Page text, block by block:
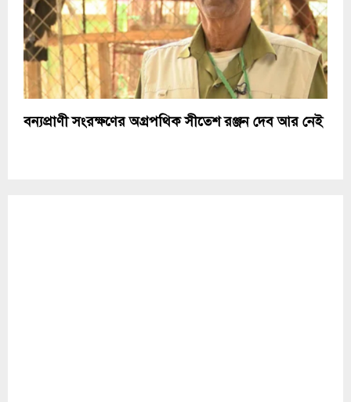
বন্যপ্রাণী সংরক্ষণের অগ্রপথিক সীতেশ রঞ্জন দেব আর নেই